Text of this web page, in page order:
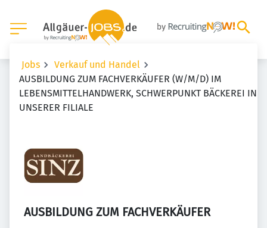
Jobs
Verkauf und Handel
AUSBILDUNG ZUM FACHVERKÄUFER (W/M/D) IM
LEBENSMITTELHANDWERK, SCHWERPUNKT BÄCKEREI IN
UNSERER FILIALE
AUSBILDUNG ZUM FACHVERKÄUFER